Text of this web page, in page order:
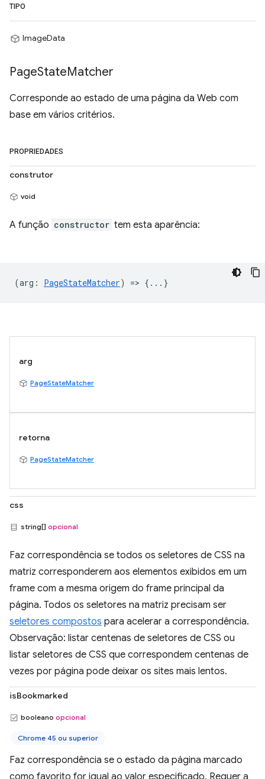
TIPO
ImageData
PageStateMatcher
Corresponde ao estado de uma página da Web com
base em vários critérios.
PROPRIEDADES
construtor
void
A função constructor tem esta aparência:
(arg : PageStateMatcher) => {...}
arg
PageStateMatcher
retorna
PageStateMatcher
css
string[] opcional
Faz correspondência se todos os seletores de CSS na
matriz corresponderem aos elementos exibidos em um
frame com a mesma origem do frame principal da
página. Todos os seletores na matriz precisam ser
seletores compostos para acelerar a correspondência.
Observação: listar centenas de seletores de CSS ou
listar seletores de CSS que correspondem centenas de
vezes por página pode deixar os sites mais lentos.
isBookmarked
booleano opcional
Chrome 45 ou superior
Faz correspondência se o estado da página marcado
como favorito for igual ao valor especificado. Requer a